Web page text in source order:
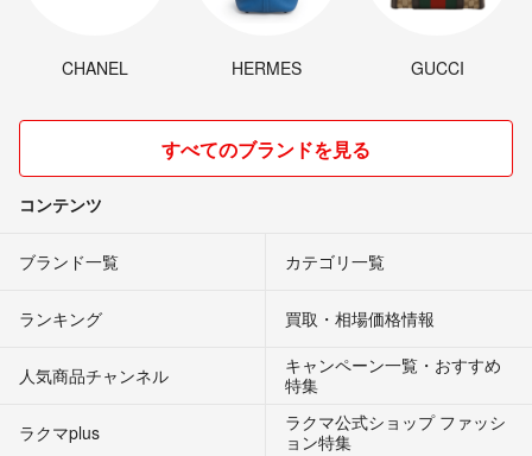
CHANEL HERMES GUCCI
すべてのブランドを見る
コンテンツ
ブランド一覧 カテゴリ一覧
ランキング 買取・相場価格情報
人気商品チャンネル
キャンペーン一覧・おすすめ
特集
ラクマplus
ラクマ公式ショップ ファッシ
ョン特集